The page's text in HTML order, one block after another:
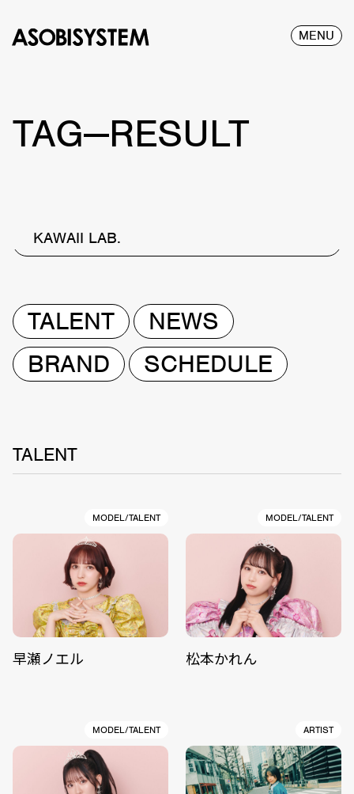
MENU
TAG—RESULT
KAWAII LAB.
TALENT
NEWS
BRAND
SCHEDULE
TALENT
MODEL/TALENT
早瀬ノエル
MODEL/TALENT
松本かれん
MODEL/TALENT ARTIST